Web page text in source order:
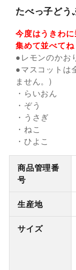
たべっ子どう
今度はうきわ
集めて並べてね
●レモンのかお
●マスコットは
ません。)
・らいおん
・ぞう
・うさぎ
・ねこ
・ひよこ
商品管理番
号
生産地
サイズ